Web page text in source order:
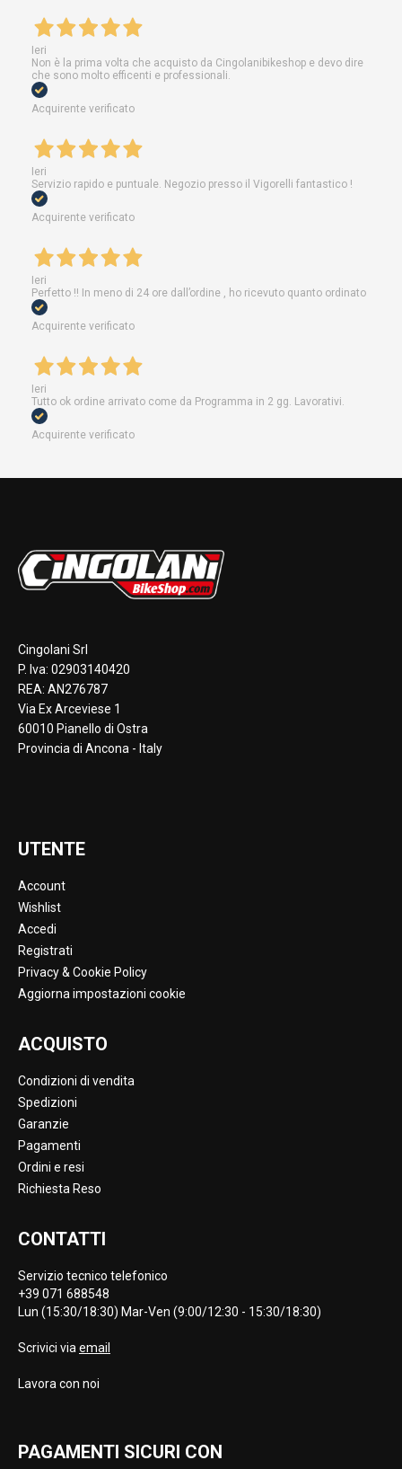
Ieri
Non è la prima volta che acquisto da Cingolanibikeshop e devo dire
che sono molto efficenti e professionali.
Acquirente verificato
Ieri
Servizio rapido e puntuale. Negozio presso il Vigorelli fantastico !
Acquirente verificato
Ieri
Perfetto !! In meno di 24 ore dall’ordine , ho ricevuto quanto ordinato
Acquirente verificato
Ieri
Tutto ok ordine arrivato come da Programma in 2 gg. Lavorativi.
Acquirente verificato
Cingolani Srl
P. Iva: 02903140420
REA: AN276787
Via Ex Arceviese 1
60010 Pianello di Ostra
Provincia di Ancona - Italy
UTENTE
Account
Wishlist
Accedi
Registrati
Privacy & Cookie Policy
Aggiorna impostazioni cookie
ACQUISTO
Condizioni di vendita
Spedizioni
Garanzie
Pagamenti
Ordini e resi
Richiesta Reso
CONTATTI
Servizio tecnico telefonico
+39 071 688548
Lun (15:30/18:30) Mar-Ven (9:00/12:30 - 15:30/18:30)
Scrivici via email
Lavora con noi
PAGAMENTI SICURI CON